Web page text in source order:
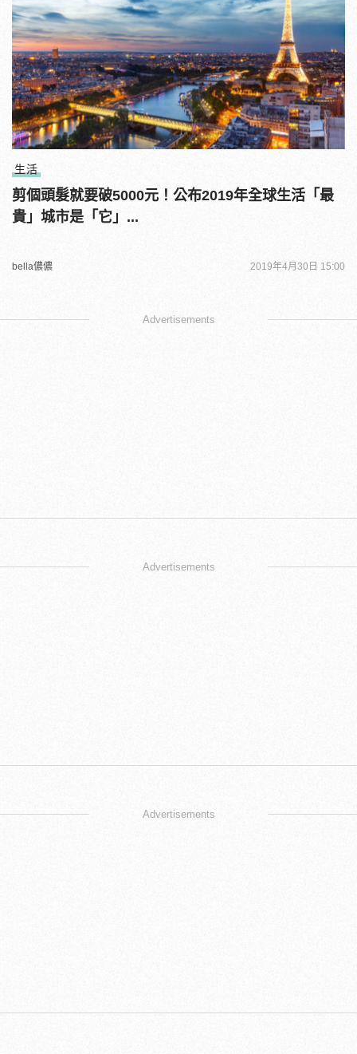
生活
剪個頭髮就要破5000元！公布2019年全球生活「最
貴」城市是「它」...
bella儂儂 2019年4月30日 15:00
Advertisements
Advertisements
Advertisements